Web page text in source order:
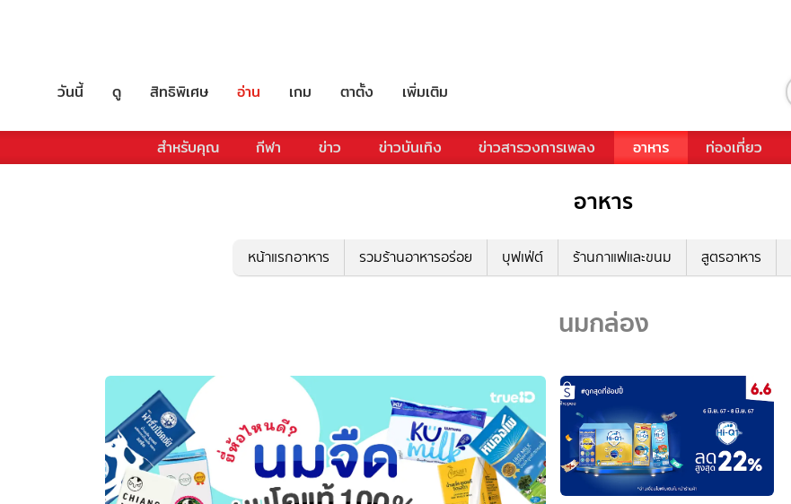
วันนี้ ดู สิทธิพิเศษ อ่าน เกม ตาตั้ง เพิ่มเติม
สำหรับคุณ กีฬา ข่าว ข่าวบันเทิง ข่าวสารวงการเพลง อาหาร ท่องเที่ยว
อาหาร
หน้าแรกอาหาร รวมร้านอาหารอร่อย บุฟเฟ่ต์ ร้านกาแฟและขนม สูตรอาหาร
นมกล่อง